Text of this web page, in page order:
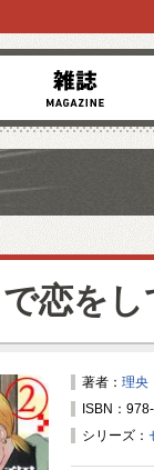
恋をし
著者： 理央
ISBN：
シリーズ：